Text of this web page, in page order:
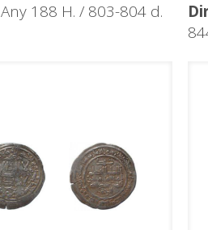
Any 188 H. / 803-804 d.